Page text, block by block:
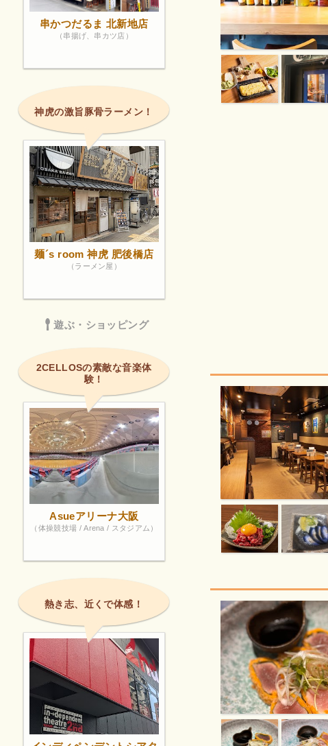
串かつだるま 北新地店
（串揚げ、串カツ店）
神虎の激旨豚骨ラーメン！
麺´s room 神虎 肥後橋店
（ラーメン屋）
遊ぶ・ショッピング
2CELLOSの素敵な音楽体
験！
Asueアリーナ大阪
（体操競技場 / Arena / スタジアム）
熱き志、近くで体感！